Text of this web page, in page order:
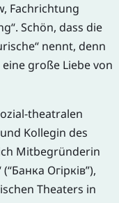
Fachrichtung
Schön, dass die
nennt, denn
große Liebe von
theatralen
Kollegin des
Mitbegründerin
Огірків”),
Theaters in